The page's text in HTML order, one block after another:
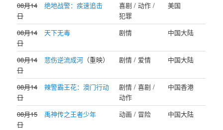
08月14
日
绝地战警：疾速追击
喜剧 / 动作 /
犯罪
美国
08月14
日
天下无毒 剧情 中国大陆
08月14
日
悲伤逆流成河 （重映） 剧情 / 爱情 中国大陆
08月14
日
辣警霸王花：澳门行动
剧情 / 喜剧 /
动作
中国香港
08月15
日
禹神传之王者少年 动画 / 冒险 中国大陆